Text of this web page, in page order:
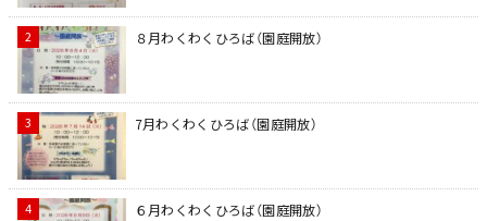
８月わくわくひろば（園庭開放）
7月わくわくひろば（園庭開放）
６月わくわくひろば（園庭開放）